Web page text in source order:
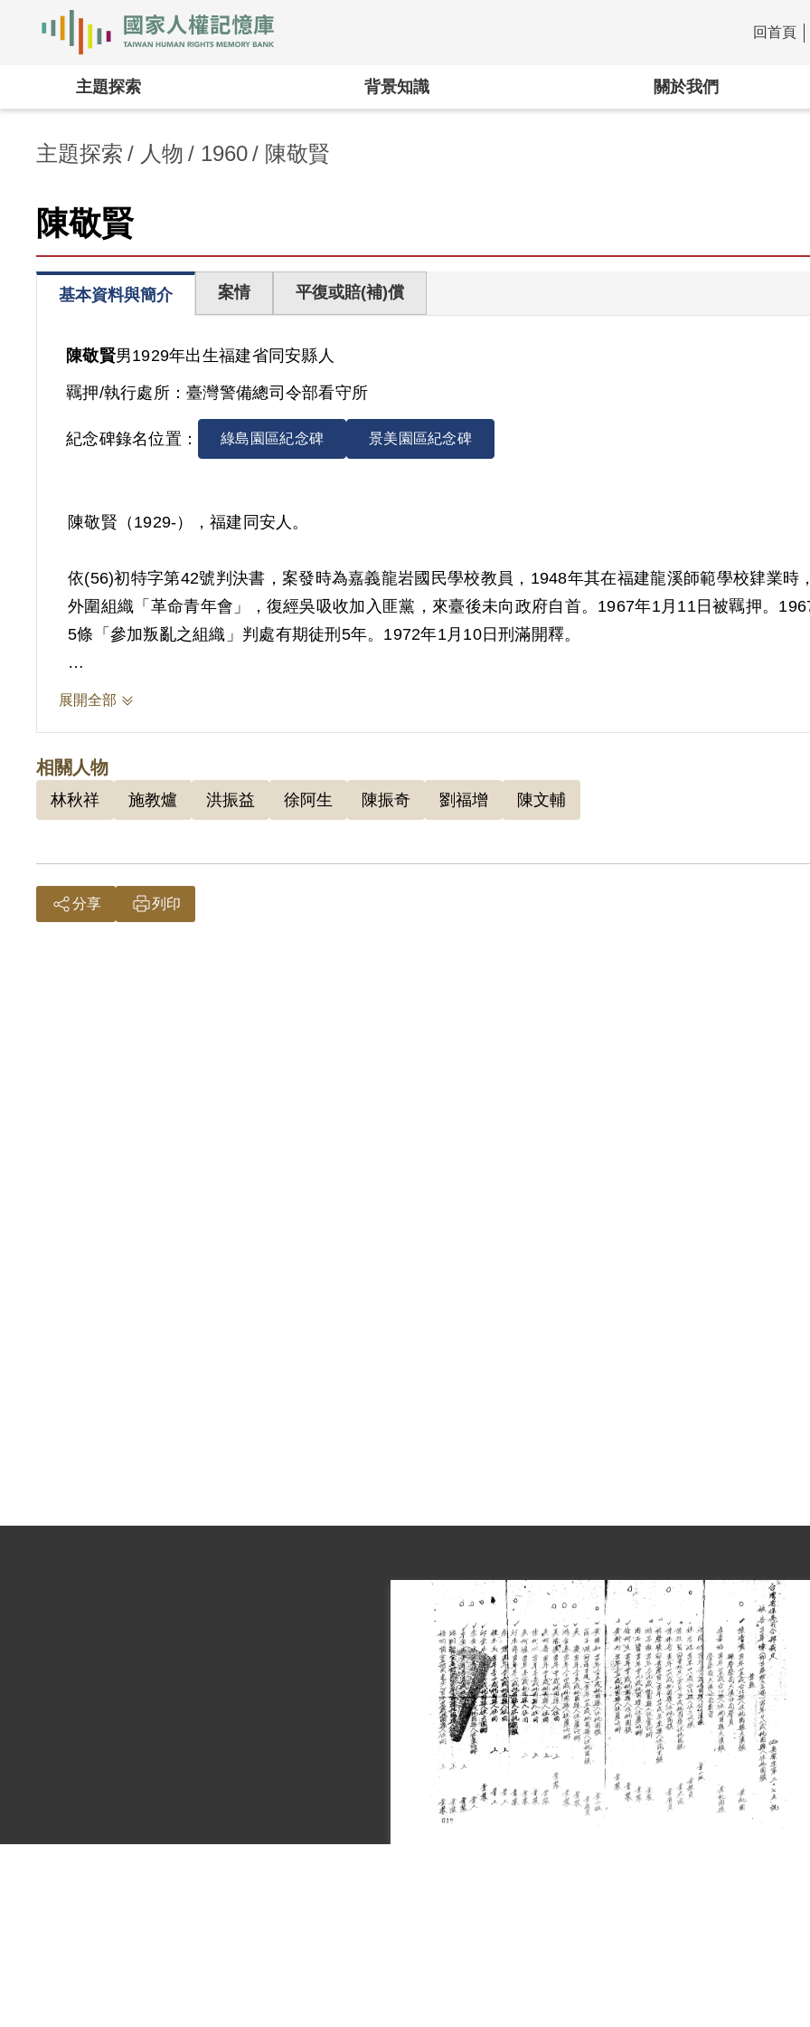
:::
回首頁
主題探索 背景知識 關於我們
主題探索 人物 1960 陳敬賢
陳敬賢
基本資料與簡介 案情 平復或賠(補)償
陳敬賢男1929年出生福建省同安縣人
羈押/執行處所：臺灣警備總司令部看守所
紀念碑錄名位置： 綠島園區紀念碑 景美園區紀念碑
陳敬賢（1929-），福建同安人。
依(56)初特字第42號判決書，案發時為嘉義龍岩國民學校教員，1948年其在福建龍溪師範學校肄業
外圍組織「革命青年會」，復經吳吸收加入匪黨，來臺後未向政府自首。1967年1月11日被羈押。
5條「參加叛亂之組織」判處有期徒刑5年。1972年1月10日刑滿開釋。
其於1999年4月向補償基金會提出申請，2000年10月經第1屆第7次臨時董事會審核通過予以補償。補
2019年5月經促轉會公告撤銷判決處分。
展開全部
相關人物
林秋祥 施教爐 洪振益 徐阿生 陳振奇 劉福增 陳文輔
分享 列印